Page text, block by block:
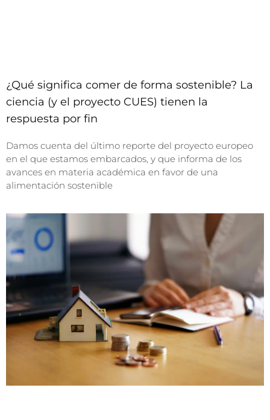
¿Qué significa comer de forma sostenible? La
ciencia (y el proyecto CUES) tienen la
respuesta por fin
Damos cuenta del último reporte del proyecto europeo
en el que estamos embarcados, y que informa de los
avances en materia académica en favor de una
alimentación sostenible